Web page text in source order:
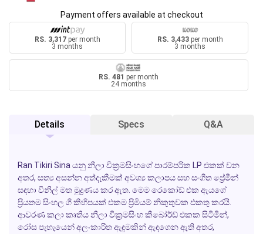
Payment offers available at checkout
RS. 3,317per month
3 months
RS. 3,433per month
3 months
RS. 481 per month
24 months
Details Specs Q&A
Ran Tikiri Sinaයනු නීලා වික්‍රමසිංහගේ පාරම්පරික LP එකක් වන
අතර, සත්‍ය අසන්න අත්දැකීමක් අවශ්‍ය කලාපය සහ සංගීත ප්‍රේමීන්
සඳහා විනිල් මත මුද්‍රණය කර ඇත. මෙම රෙකෝඩ් එක ඇයගේ
ප්‍රියතම සිංහල ගී කිහිපයක් එකම ප්‍රිමියම් නිකුතුවක එකතු කරයි.
ආවරණ කලා කෘතිය නීලා වික්‍රමසිංහ කීබෝර්ඩ් එකක සිටිමින්,
රෝස පැහැයෙන් අලංකාරිත ඇඳුමකින් ඇඳගෙන ඇති අතර,